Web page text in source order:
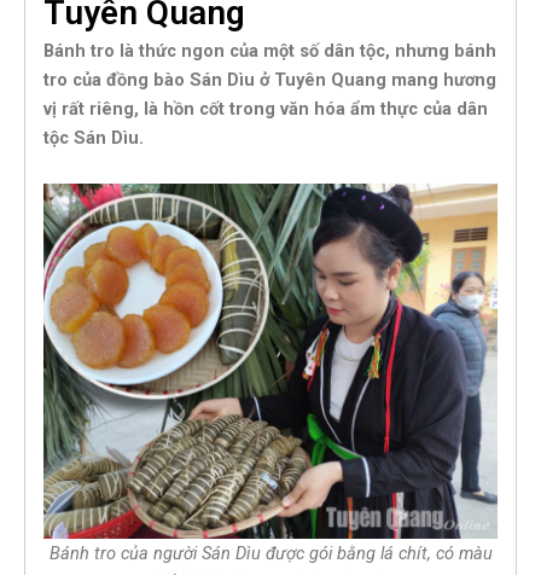
Tuyên Quang
Bánh tro là thức ngon của một số dân tộc, nhưng bánh
tro của đồng bào Sán Dìu ở Tuyên Quang mang hương
vị rất riêng, là hồn cốt trong văn hóa ẩm thực của dân
tộc Sán Dìu.
Bánh tro của người Sán Dìu được gói bằng lá chít, có màu